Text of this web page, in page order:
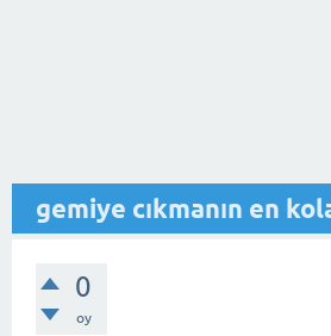
gemiye cıkmanın en
0
oy